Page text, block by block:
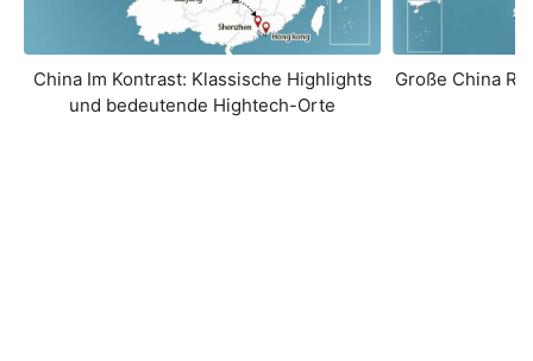
China Im Kontrast: Klassische Highlights
und bedeutende Hightech-Orte
Große China